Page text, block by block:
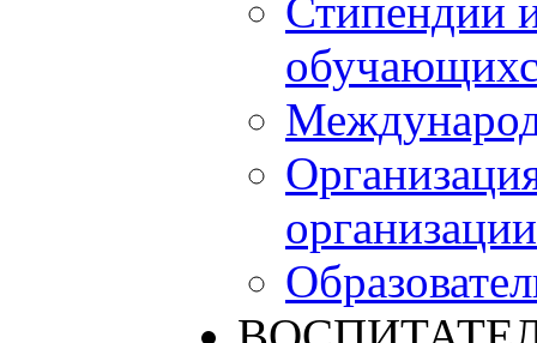
Стипендии
организации